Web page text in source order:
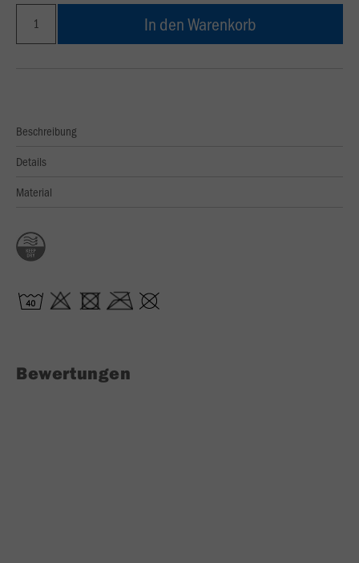
In den Warenkorb
Beschreibung
Details
Material
Bewertungen